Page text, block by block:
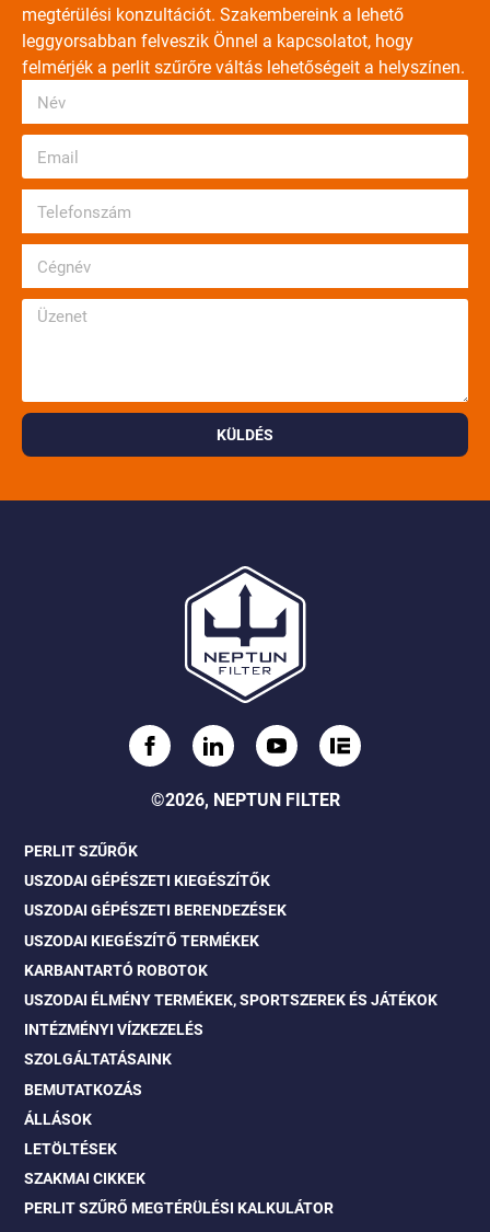
megtérülési konzultációt. Szakembereink a lehető
leggyorsabban felveszik Önnel a kapcsolatot, hogy
felmérjék a perlit szűrőre váltás lehetőségeit a helyszínen.
KÜLDÉS
©2026, NEPTUN FILTER
PERLIT SZŰRŐK
USZODAI GÉPÉSZETI KIEGÉSZÍTŐK
USZODAI GÉPÉSZETI BERENDEZÉSEK
USZODAI KIEGÉSZÍTŐ TERMÉKEK
KARBANTARTÓ ROBOTOK
USZODAI ÉLMÉNY TERMÉKEK, SPORTSZEREK ÉS JÁTÉKOK
INTÉZMÉNYI VÍZKEZELÉS
SZOLGÁLTATÁSAINK
BEMUTATKOZÁS
ÁLLÁSOK
LETÖLTÉSEK
SZAKMAI CIKKEK
PERLIT SZŰRŐ MEGTÉRÜLÉSI KALKULÁTOR